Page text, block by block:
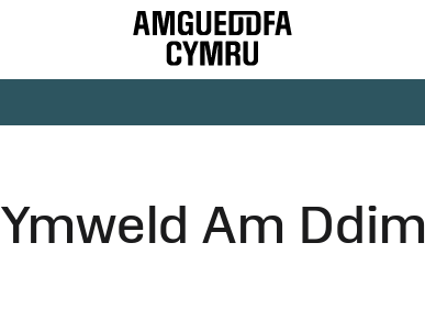
Ymweld Am Ddim